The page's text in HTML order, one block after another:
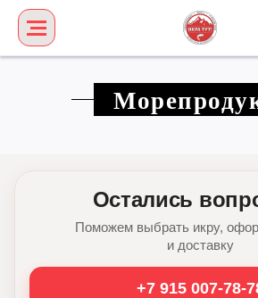
Остались
Поможем выбрать икру,
и доставку
+7 915 007-78-